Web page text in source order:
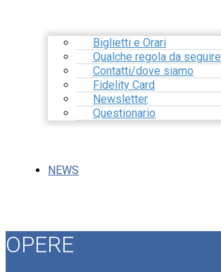
Biglietti e Orari
Qualche regola da seguire
Contatti/dove siamo
Fidelity Card
Newsletter
Questionario
NEWS
OPERE